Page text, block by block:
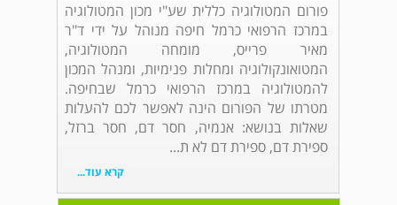
פורום המטולוגיה כללית שע"י מכון המטולוגיה
במרכז הרפואי כרמל חיפה מנוהל על ידי ד"ר
מאיר פרייס, מומחה המטולוגיה,
המטואונקולוגיה ומחלות פנימיות, ומנהל המכון
להמטולוגיה במרכז הרפואי כרמל שבחיפה.
מטרתו של הפורום הינה לאפשר לכם להעלות
שאלות בנושא: אנמיה, חסר דם, חסר ברזל,
ספירת דם, ספירת דם לא ת...
קרא עוד...